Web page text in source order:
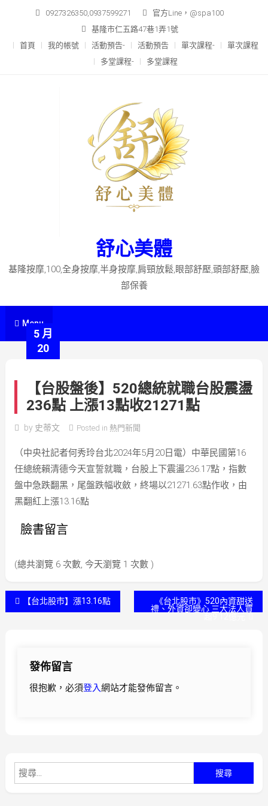
content
0927326350,0937599271
官方Line，@spa100
基隆市仁五路47巷1弄1號
首頁
我的帳號 活動預告- 活動預告 單次課程-
單次課程
多堂課程-
多堂課程
舒心美體
基隆按摩,100,全身按摩,半身按摩,肩頸放鬆,眼部舒壓,頭部舒壓,臉
部保養
Menu
5 月
20
【台股盤後】520總統就職台股震盪
236點 上漲13點收21271點
by 史蒂文 Posted in 熱門新聞
（中央社記者何秀玲台北2024年5月20日電）中華民國第16
任總統賴清德今天宣誓就職，台股上下震盪236.17點，指數
盤中急跌翻黑，尾盤跌幅收斂，終場以21271.63點作收，由
黑翻紅上漲13.16點
臉書留言
(總共瀏覽 6 次數, 今天瀏覽 1 次數 )
文
【台北股市】漲13.16點
《台北股市》520內資甜送
禮、外資卻變心 三大法人買
發佈留言
很抱歉，必須登入網站才能發佈留言。
尋